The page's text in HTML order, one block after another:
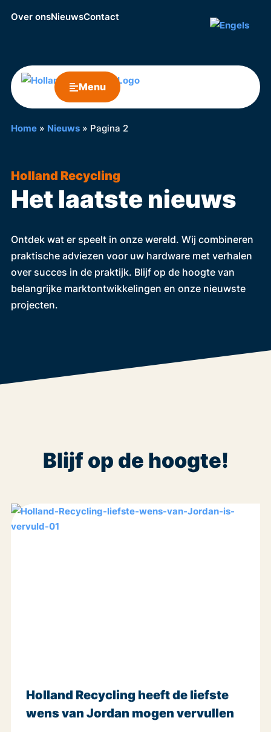
Over onsNieuwsContact
Menu
Home» Nieuws» Pagina 2
Holland Recycling
Het laatste nieuws
Ontdek wat er speelt in onze wereld. Wij combineren
praktische adviezen voor uw hardware met verhalen
over succes in de praktijk. Blijf op de hoogte van
belangrijke marktontwikkelingen en onze nieuwste
projecten.
Blijf op de hoogte!
Holland Recycling heeft de liefste
wens van Jordan mogen vervullen